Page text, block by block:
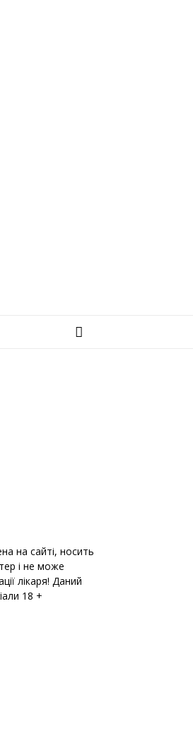
на сайті, носить
і не може
лікаря! Даний
18 +